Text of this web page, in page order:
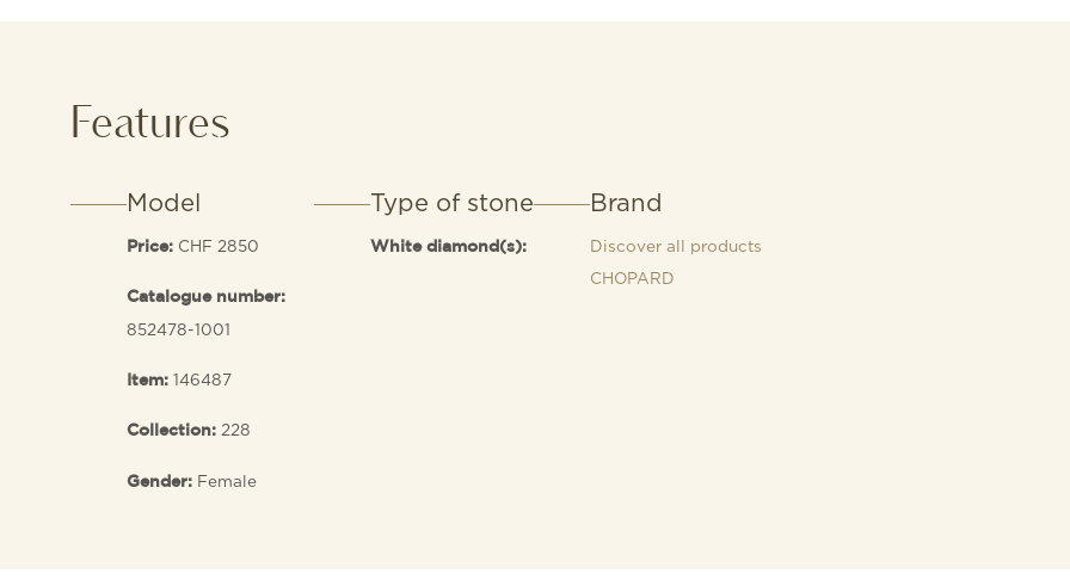
Features
Model
Price: CHF 2850
Catalogue number:
852478-1001
Item:146487
Collection: 228
Gender: Female
Type of stone
White diamond(s):
Brand
Discover all products
CHOPARD